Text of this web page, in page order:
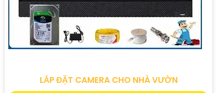
LẮP ĐẶT CAMERA CHO NHÀ VƯỜN